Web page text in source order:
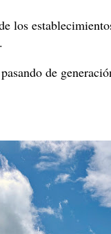
los
.
de